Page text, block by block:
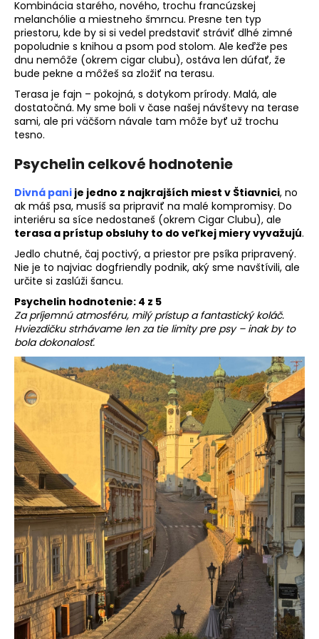
Kombinácia starého, nového, trochu francúzskej
melanchólie a miestneho šmrncu. Presne ten typ
priestoru, kde by si si vedel predstaviť stráviť dlhé zimné
popoludnie s knihou a psom pod stolom. Ale keďže pes
dnu nemôže (okrem cigar clubu), ostáva len dúfať, že
bude pekne a môžeš sa zložiť na terasu.
Terasa je fajn – pokojná, s dotykom prírody. Malá, ale
dostatočná. My sme boli v čase našej návštevy na terase
sami, ale pri väčšom návale tam môže byť už trochu
tesno.
Psychelin celkové hodnotenie
Divná pani je jedno z najkrajších miest v Štiavnici, no
ak máš psa, musíš sa pripraviť na malé kompromisy. Do
interiéru sa síce nedostaneš (okrem Cigar Clubu), ale
terasa a prístup obsluhy to do veľkej miery vyvažujú.
Jedlo chutné, čaj poctivý, a priestor pre psíka pripravený.
Nie je to najviac dogfriendly podnik, aký sme navštívili, ale
určite si zaslúži šancu.
Psychelin hodnotenie: 4 z 5
Za príjemnú atmosféru, milý prístup a fantastický koláč.
Hviezdičku strhávame len za tie limity pre psy – inak by to
bola dokonalosť.